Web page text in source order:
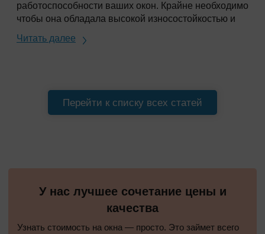
работоспособности ваших окон. Крайне необходимо
чтобы она обладала высокой износостойкостью и
закрывая окно всю его тяжесть Вы «возлагаете»
нуждаться в частой регулировке. Это важно
учитывать при выборе производителя.
Читать далее
Перейти к списку всех статей
У нас лучшее сочетание цены и
качества
Узнать стоимость на окна — просто. Это займет всего